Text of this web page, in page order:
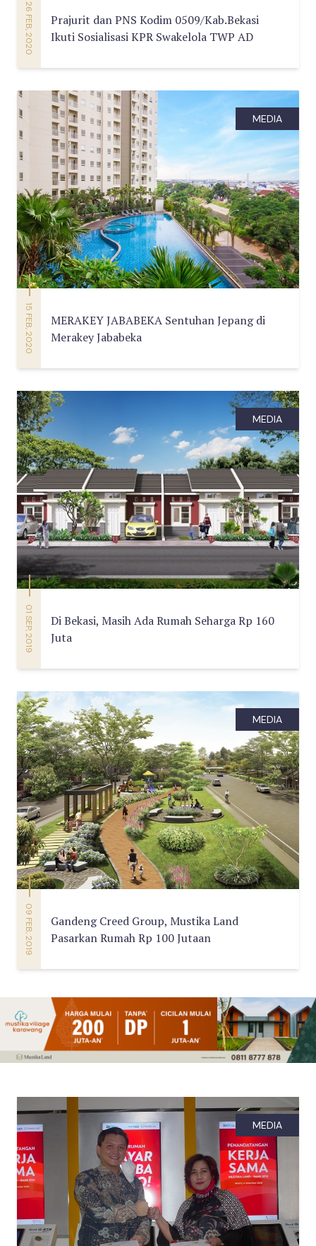
26 FEB, 2020
Prajurit dan PNS Kodim 0509/Kab.Bekasi
Ikuti Sosialisasi KPR Swakelola TWP AD
MEDIA
15 FEB, 2020
MERAKEY JABABEKA Sentuhan Jepang di
Merakey Jababeka
MEDIA
01 SEP, 2019
Di Bekasi, Masih Ada Rumah Seharga Rp 160
Juta
MEDIA
09 FEB, 2019
Gandeng Creed Group, Mustika Land
Pasarkan Rumah Rp 100 Jutaan
MEDIA